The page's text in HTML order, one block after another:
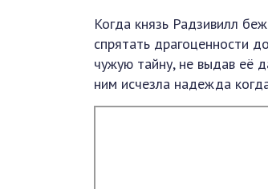
Когда князь Радзивилл
спрятать драгоценности
чужую тайну, не выдав её
ним исчезла надежда